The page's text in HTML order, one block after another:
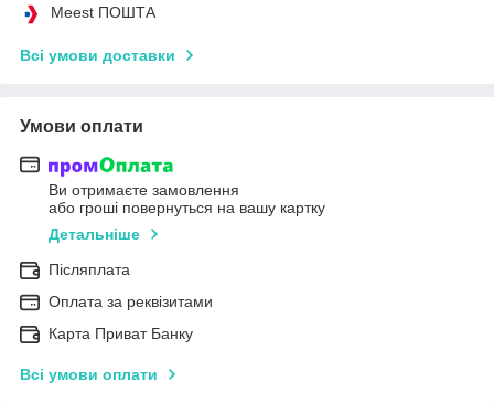
Meest ПОШТА
Всі умови доставки
Умови оплати
Ви отримаєте замовлення
або гроші повернуться на вашу картку
Детальніше
Післяплата
Оплата за реквізитами
Карта Приват Банку
Всі умови оплати